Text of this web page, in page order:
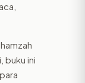
buku ini